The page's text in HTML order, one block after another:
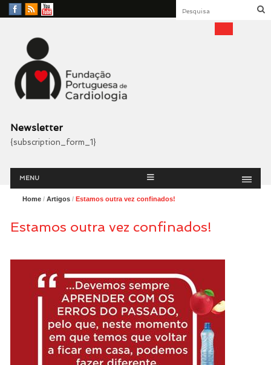
Facebook
RSS
YouTube
Fundação Portuguesa
Cardiologia
Newsletter
{subscription_form_1}
Menu
MENU
Home/ Artigos/ Estamos outra vez confinados!
Estamos outra vez confinados!